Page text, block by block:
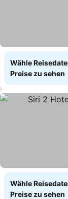
Wähle
Preise zu sehen
Wähle
Preise zu sehen